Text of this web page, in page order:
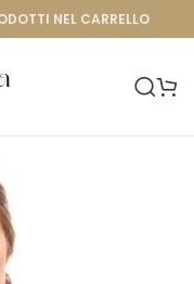
NEL CARRELLO